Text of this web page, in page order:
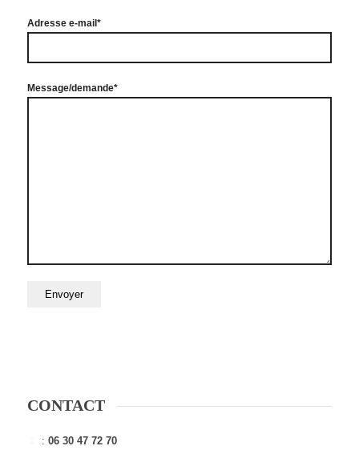
Adresse e-mail*
Message/demande*
CONTACT
:06 30 47 72 70